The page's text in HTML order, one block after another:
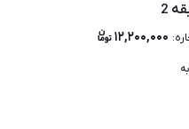
: ۱۲,۲۰۰,۰۰۰